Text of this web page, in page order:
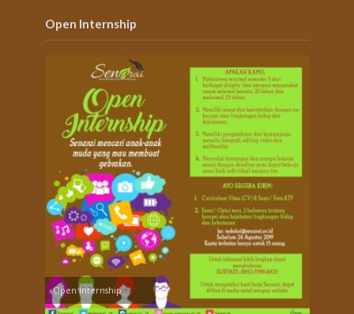
Open Internship
Open Internship